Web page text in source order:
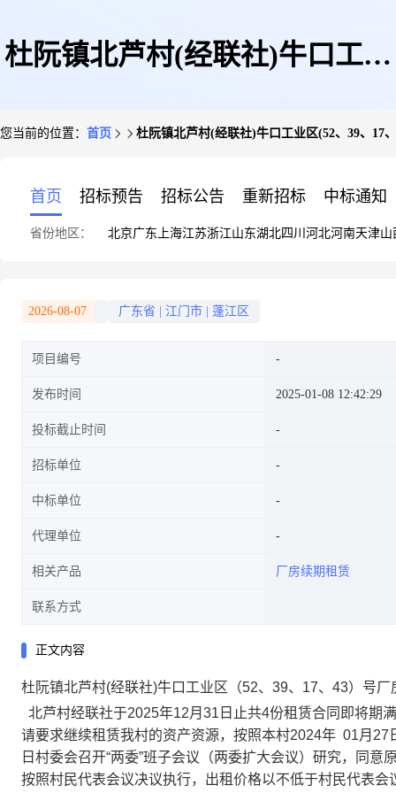
杜阮镇北芦村(经联社)牛口工业
您当前的位置： 首页 杜阮镇北芦村(经联社)牛口工业区(52、39、17
首页 招标预告 招标公告 重新招标 中标通知
省份地区： 北京广东 上海江苏浙江山东湖北四川 河北河南天津山
2026-08-07 广东省 江门市 蓬江区
项目编号
发布时间 2025-01-08 12:42:29
投标截止时间
招标单位
中标单位
代理单位
相关产品 厂房续期租赁
联系方式
正文内容
杜阮镇北芦村(经联社)牛口工业区（52、39、17、43）号厂
北芦村经联社于2025年12月 31 日止共4份租赁合同即将期
请要求继续租赁我村的资产资源，按照本村2024年 01月 27
日村委会召开“两委”班子会议 （两委扩大会议） 研究，同意
按照村民代表会议决议执行，出租价格以不低于村民代表